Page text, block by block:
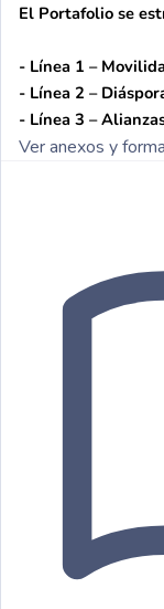
El Portafolio se
- Línea 1 –
- Línea 2 –
- Línea 3 –
Ver anexos y